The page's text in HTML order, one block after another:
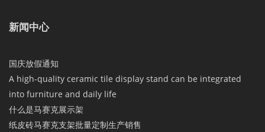
新闻中心
国庆放假通知
A high-quality ceramic tile display stand can be integrated
into furniture and daily life
什么是马赛克展示架
纸皮砖马赛克支架批量定制生产销售